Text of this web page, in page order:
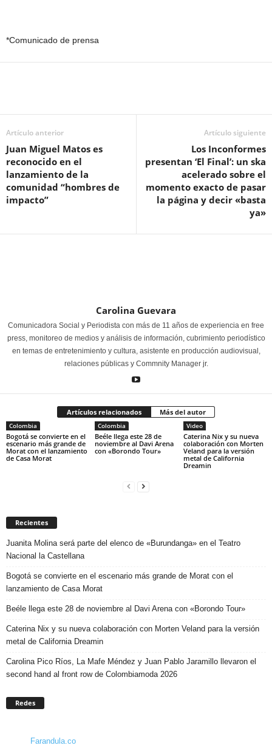
*Comunicado de prensa
Artículo anterior
Juan Miguel Matos es
reconocido en el
lanzamiento de la
comunidad “hombres de
impacto”
Artículo siguiente
Los Inconformes
presentan ‘El Final’: un ska
acelerado sobre el
momento exacto de pasar
la página y decir «basta
ya»
Carolina Guevara
Comunicadora Social y Periodista con más de 11 años de experiencia en free
press, monitoreo de medios y análisis de información, cubrimiento periodístico
en temas de entretenimiento y cultura, asistente en producción audiovisual,
relaciones públicas y Commnity Manager jr.
Artículos relacionados Más del autor
Colombia
Bogotá se convierte en el
escenario más grande de
Morat con el lanzamiento
de Casa Morat
Colombia
Beéle llega este 28 de
noviembre al Davi Arena
con «Borondo Tour»
Video
Caterina Nix y su nueva
colaboración con Morten
Veland para la versión
metal de California
Dreamin
Recientes
Juanita Molina será parte del elenco de «Burundanga» en el Teatro
Nacional la Castellana
Bogotá se convierte en el escenario más grande de Morat con el
lanzamiento de Casa Morat
Beéle llega este 28 de noviembre al Davi Arena con «Borondo Tour»
Caterina Nix y su nueva colaboración con Morten Veland para la versión
metal de California Dreamin
Carolina Pico Ríos, La Mafe Méndez y Juan Pablo Jaramillo llevaron el
second hand al front row de Colombiamoda 2026
Redes
Farandula.co